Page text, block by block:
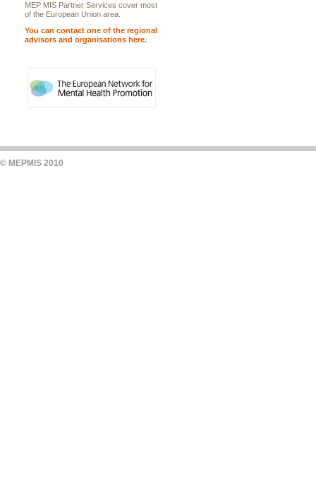
MEP MIS Partner Services cover most
of the European Union area.
You can contact one of the regional
advisors and organisations here.
© MEPMIS 2010